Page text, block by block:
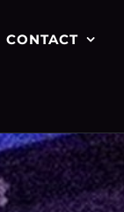
CONTACT